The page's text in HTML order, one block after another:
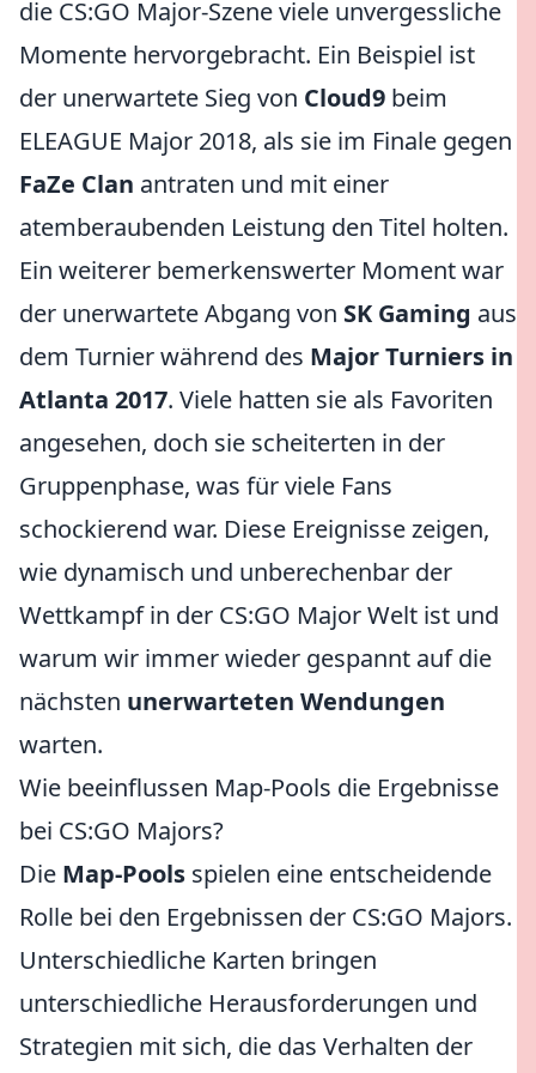
die CS:GO Major-Szene viele unvergessliche
Momente hervorgebracht. Ein Beispiel ist
der unerwartete Sieg von Cloud9 beim
ELEAGUE Major 2018, als sie im Finale gegen
FaZe Clan antraten und mit einer
atemberaubenden Leistung den Titel holten.
Ein weiterer bemerkenswerter Moment war
der unerwartete Abgang von SK Gaming aus
dem Turnier während des Major Turniers in
Atlanta 2017. Viele hatten sie als Favoriten
angesehen, doch sie scheiterten in der
Gruppenphase, was für viele Fans
schockierend war. Diese Ereignisse zeigen,
wie dynamisch und unberechenbar der
Wettkampf in der CS:GO Major Welt ist und
warum wir immer wieder gespannt auf die
nächsten unerwarteten Wendungen
warten.
Wie beeinflussen Map-Pools die Ergebnisse
bei CS:GO Majors?
Die Map-Pools spielen eine entscheidende
Rolle bei den Ergebnissen der CS:GO Majors.
Unterschiedliche Karten bringen
unterschiedliche Herausforderungen und
Strategien mit sich, die das Verhalten der